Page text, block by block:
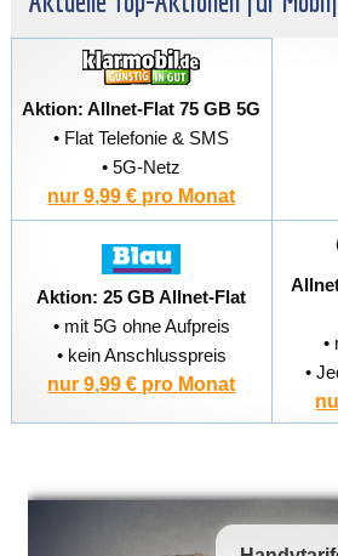
Aktion: Allnet-Flat 75 GB 5G
• Flat Telefonie & SMS
• 5G-Netz
nur 9,99 € pro Monat
Aktion: 25 GB Allnet-Flat
• mit 5G ohne Aufpreis
• kein Anschlusspreis
nur 9,99 € pro Monat
•
•